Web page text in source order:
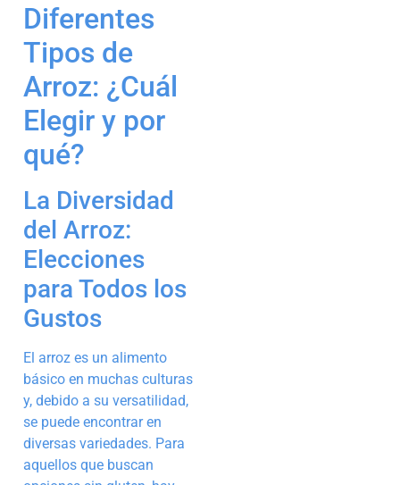
Diferentes
Tipos de
Arroz: ¿Cuál
Elegir y por
qué?
La Diversidad
del Arroz:
Elecciones
para Todos los
Gustos
El arroz es un alimento
básico en muchas culturas
y, debido a su versatilidad,
se puede encontrar en
diversas variedades. Para
aquellos que buscan